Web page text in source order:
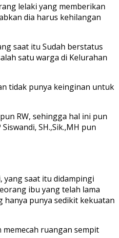
lelaki yang memberikan
dia harus kehilangan
saat itu Sudah berstatus
satu warga di Kelurahan
tidak punya keinginan untuk
RW, sehingga hal ini pun
SH.,Sik.,MH pun
yang saat itu didampingi
ibu yang telah lama
hanya punya sedikit kekuatan
ruangan sempit